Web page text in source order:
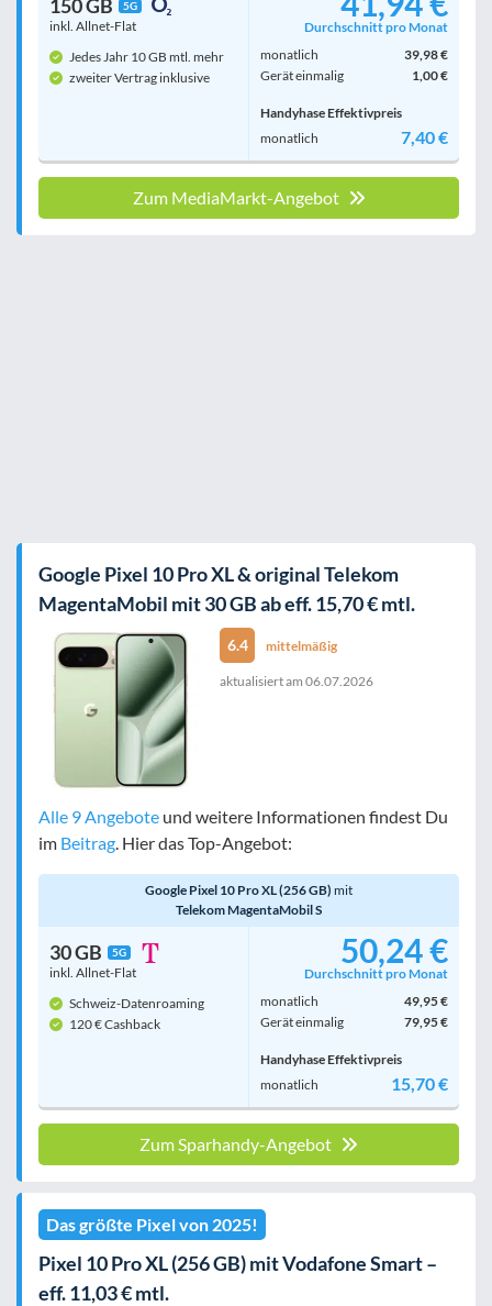
150 GB 5G
inkl. Allnet-Flat
Jedes Jahr 10 GB mtl. mehr
zweiter Vertrag inklusive
Durchschnitt pro Monat
monatlich
39,98 €
Gerät einmalig
1,00 €
Handyhase Effektivpreis
monatlich
7,40 €
Zum MediaMarkt-Angebot
Google Pixel 10 Pro XL & original Telekom
MagentaMobil mit 30 GB ab eff. 15,70 € mtl.
6.4 mittelmäßig
aktualisiert am 06.07.2026
Alle 9 Angebote und weitere Informationen findest Du
im Beitrag. Hier das Top-Angebot:
Google Pixel 10 Pro XL (256 GB) mit
Telekom MagentaMobil S
30 GB 5G
inkl. Allnet-Flat
Schweiz-Datenroaming
120 € Cashback
50,24 €
Durchschnitt pro Monat
monatlich
49,95 €
Gerät einmalig
79,95 €
Handyhase Effektivpreis
monatlich
15,70 €
Zum Sparhandy-Angebot
Das größte Pixel von 2025!
Pixel 10 Pro XL (256 GB) mit Vodafone Smart –
eff. 11,03 € mtl.